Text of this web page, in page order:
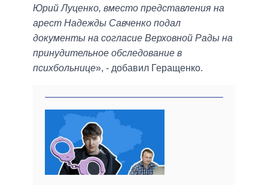
Юрий Луценко, вместо представления на
арест Надежды Савченко подал
документы на согласие Верховной Рады на
принудительное обследование в
психбольнице», - добавил Геращенко.